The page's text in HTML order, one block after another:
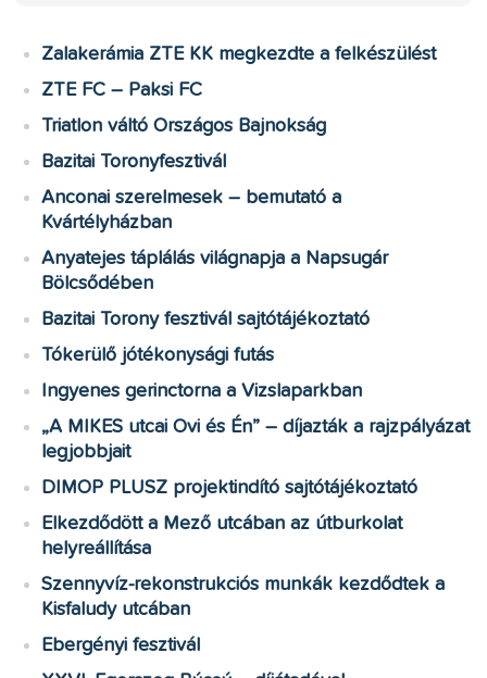
Zalakerámia ZTE KK megkezdte a felkészülést
ZTE FC – Paksi FC
Triatlon váltó Országos Bajnokság
Bazitai Toronyfesztivál
Anconai szerelmesek – bemutató a
Kvártélyházban
Anyatejes táplálás világnapja a Napsugár
Bölcsődében
Bazitai Torony fesztivál sajtótájékoztató
Tókerülő jótékonysági futás
Ingyenes gerinctorna a Vizslaparkban
„A MIKES utcai Ovi és Én” – díjazták a rajzpályázat
legjobbjait
DIMOP PLUSZ projektindító sajtótájékoztató
Elkezdődött a Mező utcában az útburkolat
helyreállítása
Szennyvíz-rekonstrukciós munkák kezdődtek a
Kisfaludy utcában
Ebergényi fesztivál